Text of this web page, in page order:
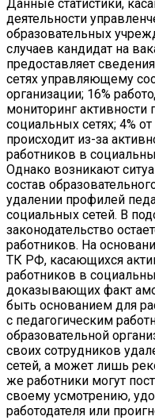
Данные статистики,
деятельности
образовательных
случаев кандидат на
предоставляет
сетях управляющему
организации; 16%
мониторинг активности
социальных сетях; 4%
происходит из-за
работников в
Однако возникают
состав
удалении профилей
социальных сетей. В
законодательство
работников. На
ТК РФ, касающихся
работников в
доказывающих факт
быть основанием для
с педагогическим
образовательной
своих сотрудников
сетей, а может лишь
же работники могут
своему усмотрению,
работодателя или